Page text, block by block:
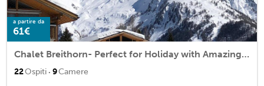
a partire da
61€
Chalet Breithorn- Perfect for Holiday with Amazing View!
22Ospiti · 9Camere